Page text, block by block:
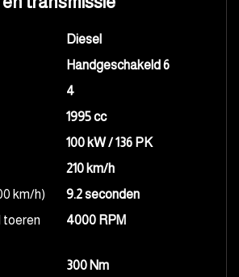
Diesel
Handgeschakeld 6
4
1995 cc
100 kW / 136 PK
210 km/h
km/h)
9.2 seconden
toeren
4000 RPM
300 Nm